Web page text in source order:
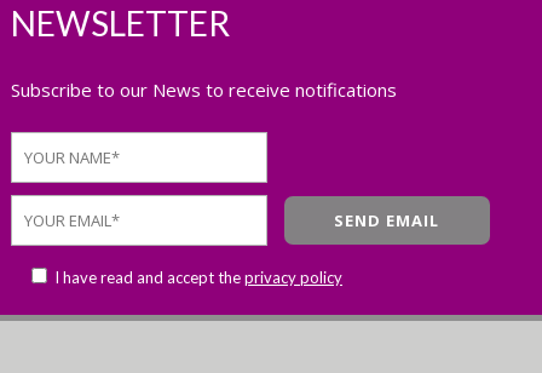
NEWSLETTER
Subscribe to our News to receive notifications
I have read and accept theprivacy policy